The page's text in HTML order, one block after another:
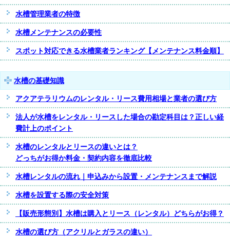
水槽管理業者の特徴
水槽メンテナンスの必要性
スポット対応できる水槽業者ランキング【メンテナンス料金順】
水槽の基礎知識
アクアテラリウムのレンタル・リース費用相場と業者の選び方
法人が水槽をレンタル・リースした場合の勘定科目は？正しい経
費計上のポイント
水槽のレンタルとリースの違いとは？
どっちがお得か料金・契約内容を徹底比較
水槽レンタルの流れ｜申込みから設置・メンテナンスまで解説
水槽を設置する際の安全対策
【販売形態別】水槽は購入とリース（レンタル）どちらがお得？
水槽の選び方（アクリルとガラスの違い）